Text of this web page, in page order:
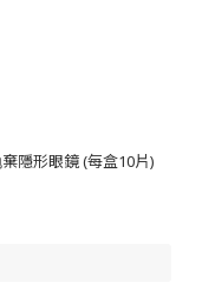
隱形眼鏡 (每盒10片)